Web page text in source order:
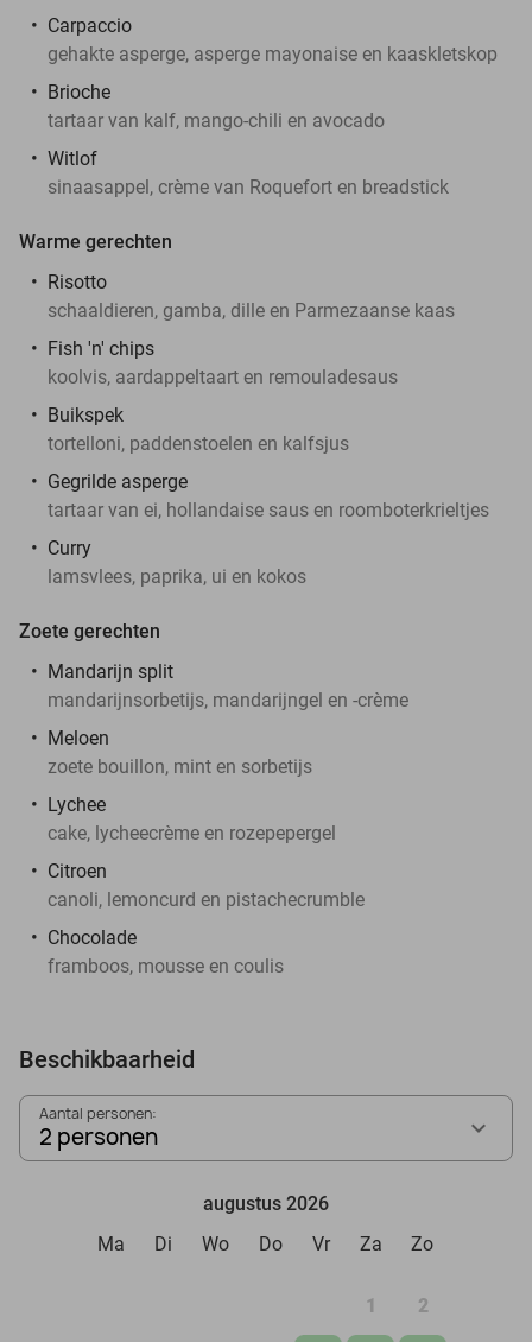
Carpaccio
gehakte asperge, asperge mayonaise en kaaskletskop
Brioche
tartaar van kalf, mango-chili en avocado
Witlof
sinaasappel, crème van Roquefort en breadstick
Warme gerechten
Risotto
schaaldieren, gamba, dille en Parmezaanse kaas
Fish 'n' chips
koolvis, aardappeltaart en remouladesaus
Buikspek
tortelloni, paddenstoelen en kalfsjus
Gegrilde asperge
tartaar van ei, hollandaise saus en roomboterkrieltjes
Curry
lamsvlees, paprika, ui en kokos
Zoete gerechten
Mandarijn split
mandarijnsorbetijs, mandarijngel en -crème
Meloen
zoete bouillon, mint en sorbetijs
Lychee
cake, lycheecrème en rozepepergel
Citroen
canoli, lemoncurd en pistachecrumble
Chocolade
framboos, mousse en coulis
Beschikbaarheid
Aantal personen:
2 personen
augustus 2026
Ma
Di Wo Do Vr Za Zo
1 2